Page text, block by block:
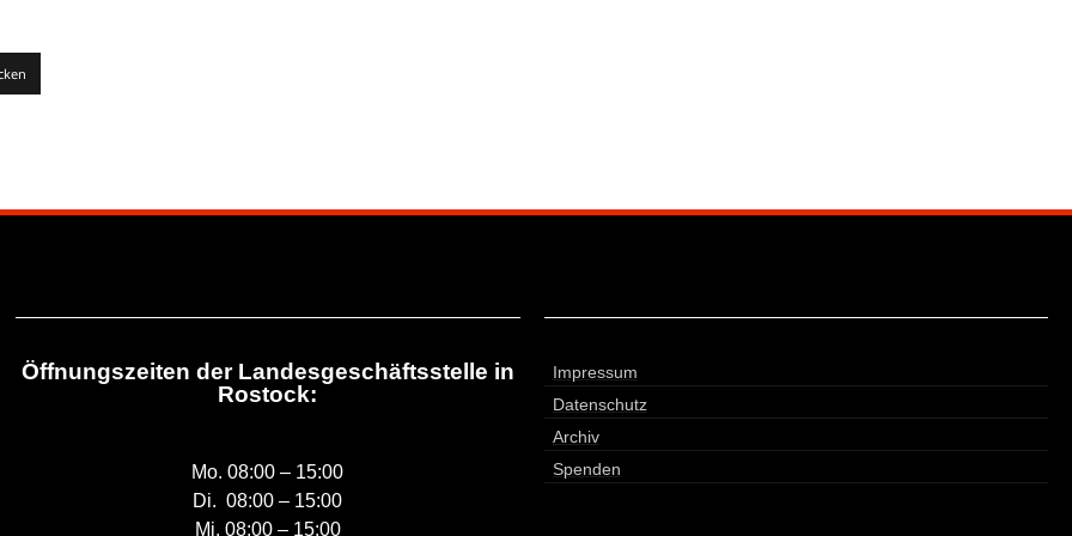
Öffnungszeiten der Landesgeschäftsstelle in
Rostock:
Mo. 08:00 – 15:00
Di. 08:00 – 15:00
Mi. 08:00 – 15:00
Impressum
Datenschutz
Archiv
Spenden